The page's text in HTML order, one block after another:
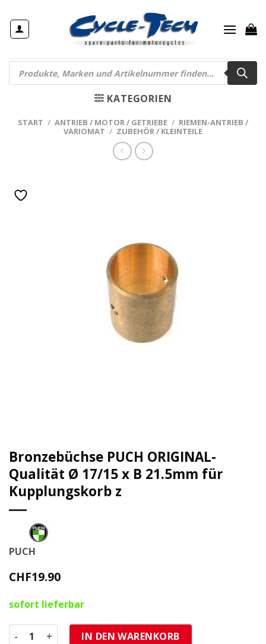
Inhalt
springen
Products
search
KATEGORIEN
START / ANTRIEB / MOTOR / GETRIEBE / RIEMEN-ANTRIEB /
VARIOMAT / ZUBEHÖR / KLEINTEILE
Bronzebüchse PUCH ORIGINAL-
Qualität Ø 17/15 x B 21.5mm für
Kupplungskorb z
PUCH
CHF19.90
sofort lieferbar
Bronzebüchse PUCH ORIGINAL-Qualität Ø 17/15 x B
IN DEN WARENKORB